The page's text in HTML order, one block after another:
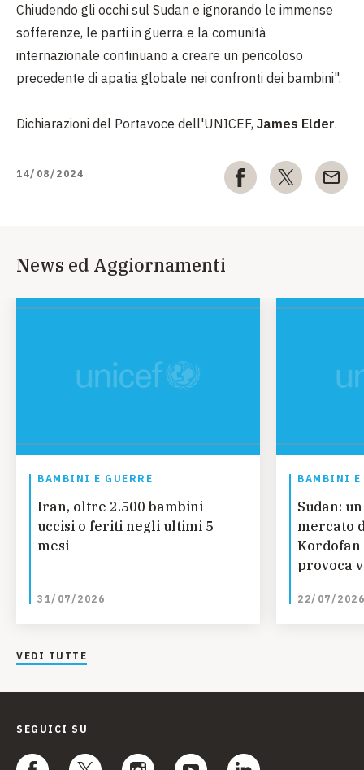
Chiudendo gli occhi sul Sudan e ignorando le immense
sofferenze, le parti in guerra e la comunità
internazionale continuano a creare un pericoloso
precedente di apatia globale nei confronti dei bambini".
Dichiarazioni del Portavoce dell'UNICEF, James Elder.
14/08/2024
News ed Aggiornamenti
BAMBINI E GUERRE
Iran, oltre 2.500 bambini
uccisi o feriti negli ultimi 5
mesi
31/07/2026
BAMBINI E
Sudan:
mercato
provoca
22/07/2026
VEDI TUTTE
SEGUICI SU